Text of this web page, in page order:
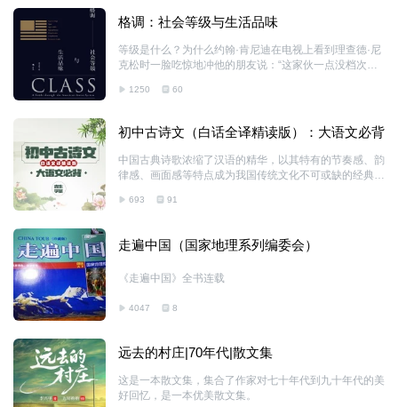
格调：社会等级与生活品味
等级是什么？为什么约翰·肯尼迪在电视上看到理查德·尼
克松时一脸吃惊地冲他的朋友说：“这家伙一点没档次？”
貌、衣着、职业、住房、餐桌举止、休闲方式、谈吐上，
事物的组合，很难说清楚，但正是这些细微的品质确立了
你在这个世界上的位置。评判等级的标准绝非只有财富一
项，风范、品味和认知水平同样重要。 作者通过独特的
视角、敏锐的观察、鞭辟入里的分析、机智幽默的文笔，
等人的品味作了细致入微的对比，引人发笑又富于启发
1250 60
初中古诗文（白话全译精读版）：大语文必背
中国古典诗歌浓缩了汉语的精华，以其特有的节奏感、韵
律感、画面感等特点成为我国传统文化不可或缺的经典。
材，值得孩子们从小开始诵读。随着语文教育改革的推
693 91
走遍中国（国家地理系列编委会）
《走遍中国》全书连载
4047 8
远去的村庄|70年代|散文集
这是一本散文集，集合了作家对七十年代到九十年代的美
好回忆，是一本优美散文集。